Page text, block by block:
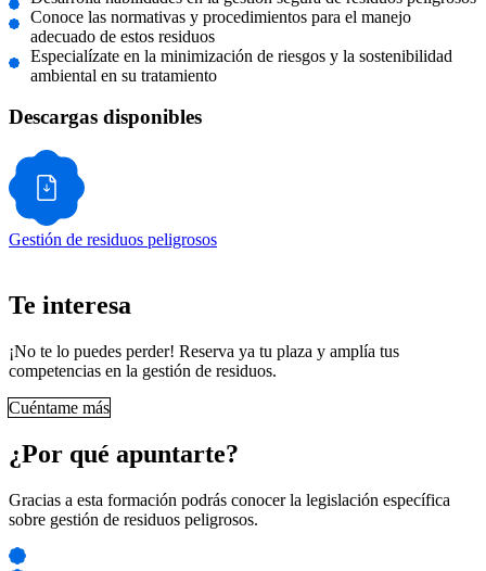
Conoce las normativas y procedimientos para el manejo
adecuado de estos residuos
Especialízate en la minimización de riesgos y la sostenibilidad
ambiental en su tratamiento
Descargas disponibles
Gestión de residuos peligrosos
Te interesa
¡No te lo puedes perder! Reserva ya tu plaza y amplía tus
competencias en la gestión de residuos.
Cuéntame más
¿Por qué apuntarte?
Gracias a esta formación podrás conocer la legislación específica
sobre gestión de residuos peligrosos.